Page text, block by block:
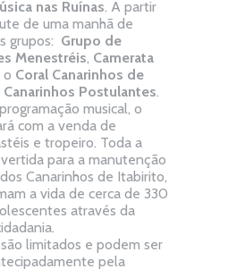
nas Ruínas. A partir
de uma manhã de
grupos: Grupo de
Menestréis, Camerata
o Coral Canarinhos de
Canarinhos Postulantes.
musical, o
com a venda de
e tropeiro. Toda a
para a manutenção
Canarinhos de Itabirito,
a vida de cerca de 330
através da
limitados e podem ser
pela